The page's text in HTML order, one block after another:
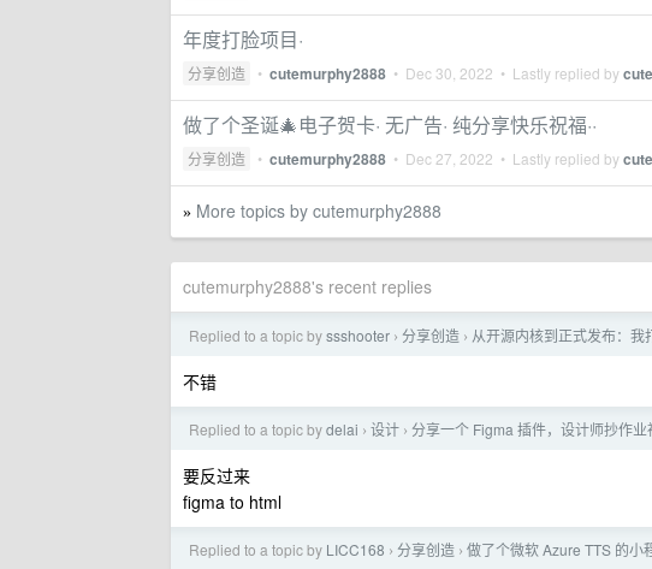
年度打脸项目·
分享创造 • cutemurphy2888 • Dec 30, 2022 • Lastly replied by
做了个圣诞🎄电子贺卡· 无广告· 纯分享快乐祝福··
分享创造 • cutemurphy2888 • Dec 27, 2022 • Lastly replied by
» More topics by cutemurphy2888
cutemurphy2888's recent replies
Replied to a topic byssshooter › 分享创造 › 从开源内核到正式发布：
不错
Replied to a topic bydelai › 设计 › 分享一个 Figma 插件，设计师抄作
要反过来
figma to html
Replied to a topic by LICC168 › 分享创造 › 做了个微软 Azure TTS 的小